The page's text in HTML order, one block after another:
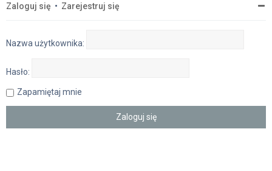
Zaloguj się • Zarejestruj się
Nazwa użytkownika:
Hasło:
Zapamiętaj mnie